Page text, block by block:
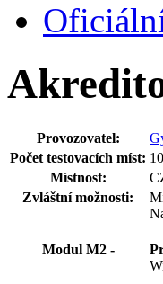
Provozovatel:
Počet testovacích míst: 10
Místnost:
Zvláštní možnosti:
Modul M2 -